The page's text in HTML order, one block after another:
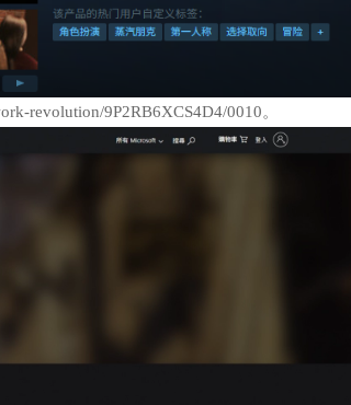
revolution/9P2RB6XCS4D4/0010。